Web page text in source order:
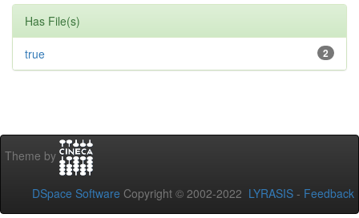
Has File(s)
2
true
Theme by
DSpace Software Copyright © 2002-2022 LYRASIS - Feedback